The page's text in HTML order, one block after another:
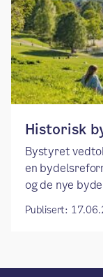
​​Historisk
Bystyret
en
og de nye
Publisert: